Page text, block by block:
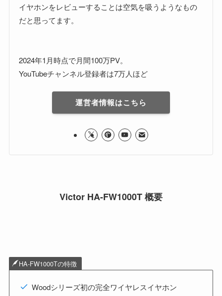
イヤホンをレビューすることは空気を吸うようなもの
だと思ってます。
2024年1月時点で月間100万PV。
YouTubeチャンネル登録者は7万人ほど
運営者情報はこちら
Victor HA-FW1000T 概要
HA-FW1000Tの特徴
Woodシリーズ初の完全ワイヤレスイヤホン